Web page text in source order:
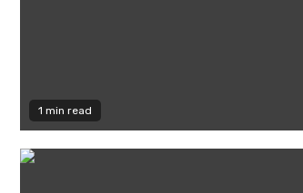
1 min read